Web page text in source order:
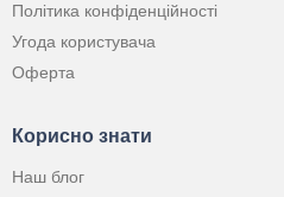
Політика конфіденційності
Угода користувача
Оферта
Корисно знати
Наш блог